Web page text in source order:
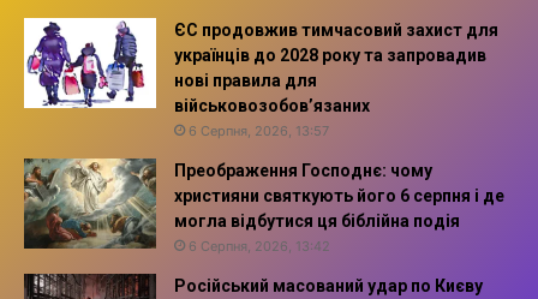
ЄС продовжив тимчасовий захист для
українців до 2028 року та запровадив
нові правила для
військовозобов’язаних
6 Серпня, 2026, 13:57
Преображення Господнє: чому
християни святкують його 6 серпня і де
могла відбутися ця біблійна подія
6 Серпня, 2026, 13:42
Російський масований удар по Києву